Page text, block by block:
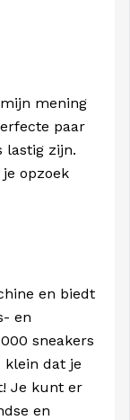
mening
paar
lastig zijn.
opzoek
en biedt
en
sneakers
klein dat je
Je kunt er
en